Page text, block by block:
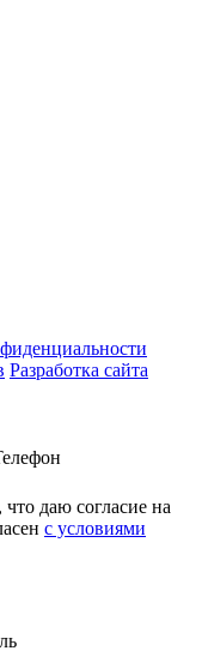
Разработка сайта
даю согласие на
с условиями